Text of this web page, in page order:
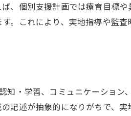
支援計画で目標と支援内容を明
6年度対応の放課後等デイサービ
、個別支援計画では療育目標
。これにより、実地指導や監
・学習、コミュニケーショ
記述が抽象的になりがちで、実